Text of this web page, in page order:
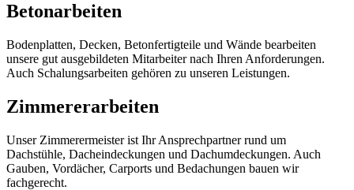
Betonarbeiten
Bodenplatten, Decken, Betonfertigteile und Wände bearbeiten
unsere gut ausgebildeten Mitarbeiter nach Ihren Anforderungen.
Auch Schalungsarbeiten gehören zu unseren Leistungen.
Zimmererarbeiten
Unser Zimmerermeister ist Ihr Ansprechpartner rund um
Dachstühle, Dacheindeckungen und Dachumdeckungen. Auch
Gauben, Vordächer, Carports und Bedachungen bauen wir
fachgerecht.